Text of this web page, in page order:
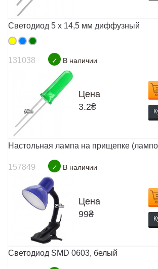
Светодиод 5 х 14,5 мм диффузный
131038 ✓ В наличии
Цена
3.2₴
Настольная лампа на прищепке
157849 ✓ В наличии
Цена
99₴
Светодиод SMD 0603, белый